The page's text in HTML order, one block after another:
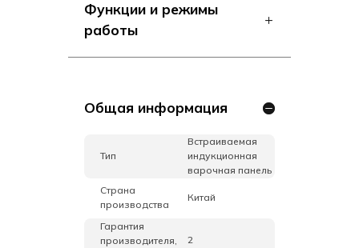
Функции и режимы
работы
Общая информация
Тип
Встраиваемая
индукционная
варочная панель
Страна
производства
Китай
Гарантия
производителя,
2